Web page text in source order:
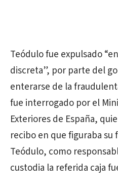
Teódulo fue expulsado
discreta”, por parte del
enterarse de la
fue interrogado por el
Exteriores de España,
recibo en que figuraba
Teódulo, como
custodia la referida caja